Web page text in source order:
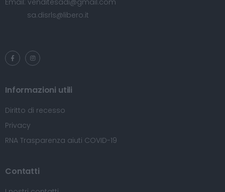
Email: venditesadi@gmail.com
sa.disrls@libero.it
Informazioni utili
Diritto di recesso
Privacy
RNA Trasparenza aiuti COVID-19
Contatti